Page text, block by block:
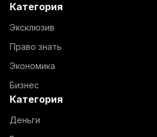
Категория
Эксклюзив
Право знать
Экономика
Бизнес
Категория
Деньги